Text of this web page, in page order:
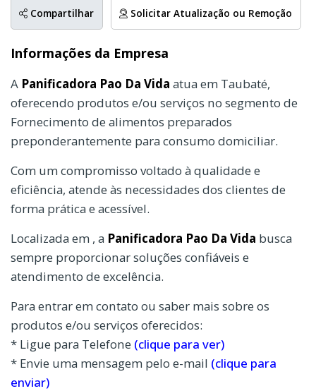
Compartilhar Solicitar Atualização ou Remoção
Informações da Empresa
A Panificadora Pao Da Vida atua em Taubaté,
oferecendo produtos e/ou serviços no segmento de
Fornecimento de alimentos preparados
preponderantemente para consumo domiciliar.
Com um compromisso voltado à qualidade e
eficiência, atende às necessidades dos clientes de
forma prática e acessível.
Localizada em , a Panificadora Pao Da Vida busca
sempre proporcionar soluções confiáveis e
atendimento de excelência.
Para entrar em contato ou saber mais sobre os
produtos e/ou serviços oferecidos:
* Ligue para Telefone (clique para ver)
* Envie uma mensagem pelo e-mail (clique para
enviar)